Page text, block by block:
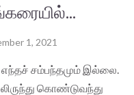
1, 2021
எந்தச் சம்பந்தமும் இல்லை.
கொண்டுவந்து